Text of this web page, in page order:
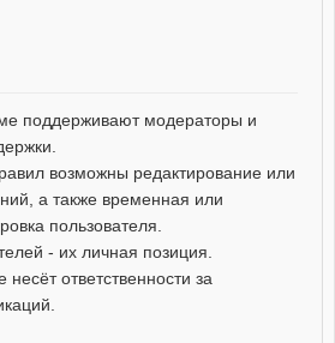
поддерживают модераторы и
возможны редактирование или
а также временная или
пользователя.
- их личная позиция.
ответственности за